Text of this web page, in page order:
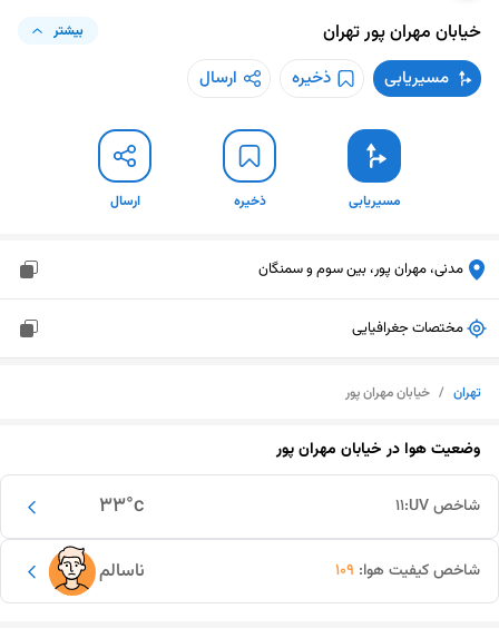
خیابان مهران پورتهران بیشتر
مسیریابی ذخیره ارسال
مسیریابی ذخیره ارسال
مدنی، مهران پور، بین سوم و سمنگان
مختصات جغرافیایی
تهران / خیابان مهران پور
وضعیت هوا درخیابان مهران پور
33°c شاخص UV: 11
ناسالم شاخص کیفیت هوا: 109